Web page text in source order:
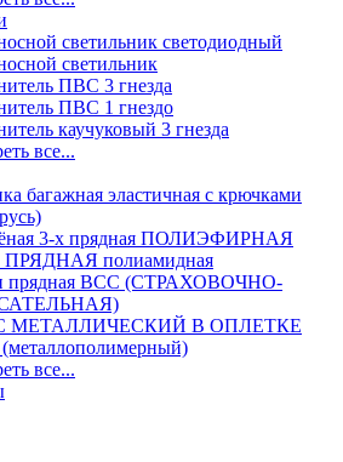
светильник светодиодный
светильник
ПВС 3 гнезда
ПВС 1 гнездо
каучуковый 3 гнезда
все...
багажная эластичная с крючками
3-х прядная ПОЛИЭФИРНАЯ
ПРЯДНАЯ полиамидная
прядная ВСС (СТРАХОВОЧНО-
МЕТАЛЛИЧЕСКИЙ В ОПЛЕТКЕ
все...